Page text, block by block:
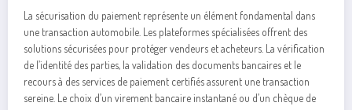
La sécurisation du paiement représente un élément fondamental dans
une transaction automobile. Les plateformes spécialisées offrent des
solutions sécurisées pour protéger vendeurs et acheteurs. La vérification
de l’identité des parties, la validation des documents bancaires et le
recours à des services de paiement certifiés assurent une transaction
sereine. Le choix d’un virement bancaire instantané ou d’un chèque de